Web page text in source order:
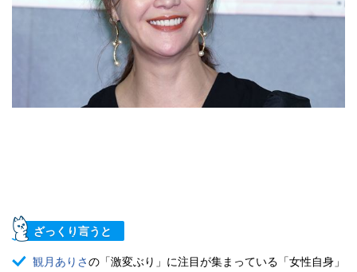
ざっくり言うと
観月ありさの「激変ぶり」に注目が集まっている「女性自身」